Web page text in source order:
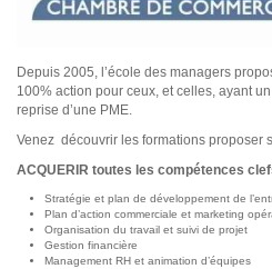
Depuis 2005, l’école des managers
100% action pour ceux, et celles, ayant
reprise d’une PME.
Venez découvrir les formations proposer
ACQUERIR toutes les compétences
Stratégie et plan de développement de
Plan d’action commerciale et marketing
Organisation du travail et suivi de projet
Gestion financière
Management RH et animation d’équipes